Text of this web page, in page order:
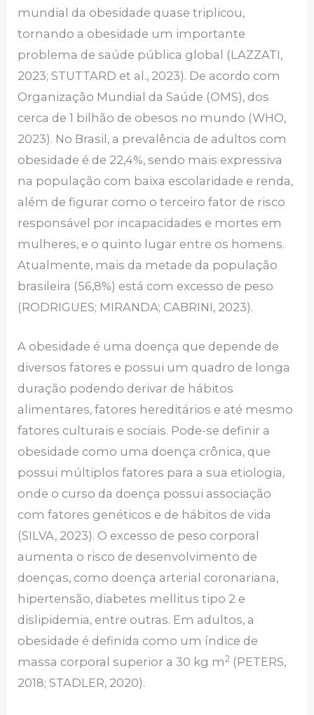
mundial da obesidade quase triplicou,
tornando a obesidade um importante
problema de saúde pública global (LAZZATI,
2023; STUTTARD et al., 2023). De acordo com
Organização Mundial da Saúde (OMS), dos
cerca de 1 bilhão de obesos no mundo (WHO,
2023). No Brasil, a prevalência de adultos com
obesidade é de 22,4%, sendo mais expressiva
na população com baixa escolaridade e renda,
além de figurar como o terceiro fator de risco
responsável por incapacidades e mortes em
mulheres, e o quinto lugar entre os homens.
Atualmente, mais da metade da população
brasileira (56,8%) está com excesso de peso
(RODRIGUES; MIRANDA; CABRINI, 2023).
A obesidade é uma doença que depende de
diversos fatores e possui um quadro de longa
duração podendo derivar de hábitos
alimentares, fatores hereditários e até mesmo
fatores culturais e sociais. Pode-se definir a
obesidade como uma doença crônica, que
possui múltiplos fatores para a sua etiologia,
onde o curso da doença possui associação
com fatores genéticos e de hábitos de vida
(SILVA, 2023). O excesso de peso corporal
aumenta o risco de desenvolvimento de
doenças, como doença arterial coronariana,
hipertensão, diabetes mellitus tipo 2 e
dislipidemia, entre outras. Em adultos, a
obesidade é definida como um índice de
massa corporal superior a 30 kg m2 (PETERS,
2018; STADLER, 2020).